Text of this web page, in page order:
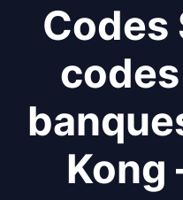
Codes
Kong